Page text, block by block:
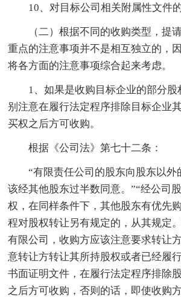
10、对目标公司相关附属性文件
（二）根据不同的收购类型，提
重点的注意事项并不是相互独立的，
将各方面的注意事项综合起来考虑。
1、如果是收购目标企业的部分
别注意在履行法定程序排除目标企业
买权之后方可收购。
根据《公司法》第七十二条：
“有限责任公司的股东向股东以外
该经其他股东过半数同意。”“经公司
权，在同样条件下，其他股东有优先
程对股权转让另有规定的，从其规定
有限公司，收购方应该注意要求转让
意转让方转让其所持股权或者已经履
书面证明文件，在履行法定程序排除
之后方可收购，否则的话，即使收购